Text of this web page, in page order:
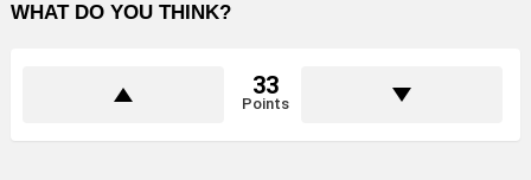
WHAT DO YOU THINK?
33
Points